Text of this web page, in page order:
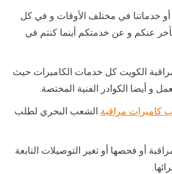
أو خدماتنا في مختلف الأوقات و في كل
عنكم و عن خدمتكم أينما كنتم في
الكويت كل خدمات الكاميرات حيث
و أيضا الكوادر الفنية المختصة.
كاميرات مراقبة الشعب البحري لطلب
أو فحصها أو تغير التوصيلات التابعة